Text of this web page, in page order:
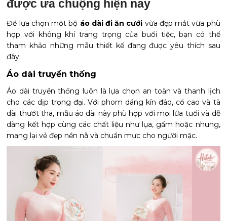
được ưa chuộng hiện nay
Để lựa chọn một bộ áo dài đi ăn cưới vừa đẹp mắt vừa phù
hợp với không khí trang trọng của buổi tiệc, bạn có thể
tham khảo những mẫu thiết kế đang được yêu thích sau
đây:
Áo dài truyền thống
Áo dài truyền thống luôn là lựa chọn an toàn và thanh lịch
cho các dịp trọng đại. Với phom dáng kín đáo, cổ cao và tà
dài thướt tha, mẫu áo dài này phù hợp với mọi lứa tuổi và dễ
dàng kết hợp cùng các chất liệu như lụa, gấm hoặc nhung,
mang lại vẻ đẹp nền nã và chuẩn mực cho người mặc.